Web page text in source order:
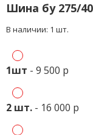
Шина бу 275/
В наличии: 1 шт.
1шт - 9 500 р
2 шт. - 16 000 р